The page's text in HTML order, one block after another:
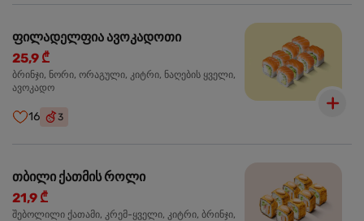
ფილადელფია ავოკადოთი
25,9 ₾
ბრინჯი, ნორი, ორაგული, კიტრი, ნაღების ყველი,
ავოკადო
16 3
თბილი ქათმის როლი
21,9 ₾
შებოლილი ქათამი, კრემ-ყველი, კიტრი, ბრინჯი,